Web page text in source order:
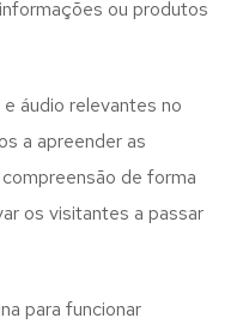
ou produtos
áudio relevantes no
a apreender as
de forma
os visitantes a passar
para funcionar